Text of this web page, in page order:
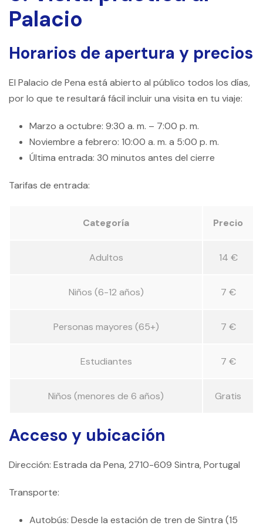
Palacio
Horarios de apertura y precios
El Palacio de Pena está abierto al público todos los días,
por lo que te resultará fácil incluir una visita en tu viaje:
Marzo a octubre: 9:30 a. m. – 7:00 p. m.
Noviembre a febrero: 10:00 a. m. a 5:00 p. m.
Última entrada: 30 minutos antes del cierre
Tarifas de entrada:
Categoría Precio
Adultos 14 €
Niños (6-12 años) 7 €
Personas mayores (65+) 7 €
Estudiantes 7 €
Niños (menores de 6 años) Gratis
Acceso y ubicación
Dirección: Estrada da Pena, 2710-609 Sintra, Portugal
Transporte:
Autobús: Desde la estación de tren de Sintra (15